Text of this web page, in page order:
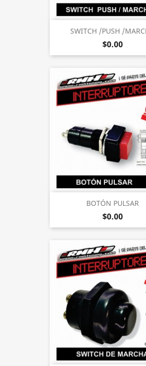
SWITCH /PUSH /
$0.00
BOTÓN PULSAR
$0.00